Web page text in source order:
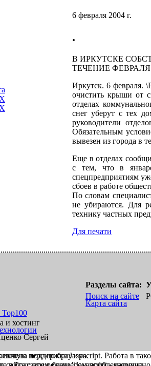
6 февраля 2004 г.
.
В ИРКУТСКЕ
ТЕЧЕНИЕ ФЕВРАЛЯ
Иркутск. 6 февраля.
очистить крыши от
отделах
снег уберут с тех
руководители
Обязательным
вывезен из города в
Еще в отделах
с тем, что в
спецпредприятиям
сбоев в работе
По словам
не убираются. Для
технику частных
Для печати
и хостинг
Сергей
Разделы сайта:
Поиск на сайте
Карта сайта
поддержка Jasvscript. Работа в
версию браузера.